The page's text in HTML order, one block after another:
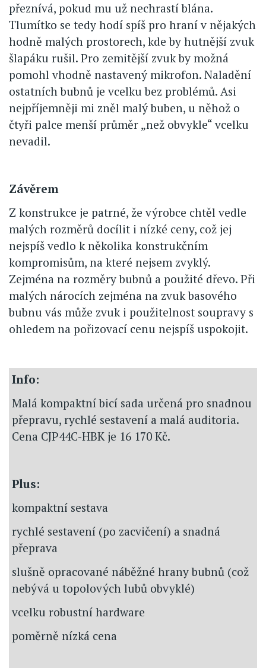
přeznívá, pokud mu už nechrastí blána.
Tlumítko se tedy hodí spíš pro hraní v nějakých
hodně malých prostorech, kde by hutnější zvuk
šlapáku rušil. Pro zemitější zvuk by možná
pomohl vhodně nastavený mikrofon. Naladění
ostatních bubnů je vcelku bez problémů. Asi
nejpříjemněji mi zněl malý buben, u něhož o
čtyři palce menší průměr „než obvykle“ vcelku
nevadil.
Závěrem
Z konstrukce je patrné, že výrobce chtěl vedle
malých rozměrů docílit i nízké ceny, což jej
nejspíš vedlo k několika konstrukčním
kompromisům, na které nejsem zvyklý.
Zejména na rozměry bubnů a použité dřevo. Při
malých nárocích zejména na zvuk basového
bubnu vás může zvuk i použitelnost soupravy s
ohledem na pořizovací cenu nejspíš uspokojit.
Info:
Malá kompaktní bicí sada určená pro snadnou
přepravu, rychlé sestavení a malá auditoria.
Cena CJP44C-HBK je 16 170 Kč.
Plus:
kompaktní sestava
rychlé sestavení (po zacvičení) a snadná
přeprava
slušně opracované náběžné hrany bubnů (což
nebývá u topolových lubů obvyklé)
vcelku robustní hardware
poměrně nízká cena